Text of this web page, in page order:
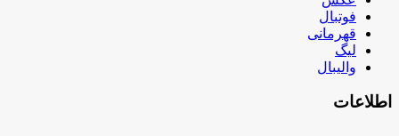
فوتبال
قهرمانی
لیگ
والیبال
اطلاعات